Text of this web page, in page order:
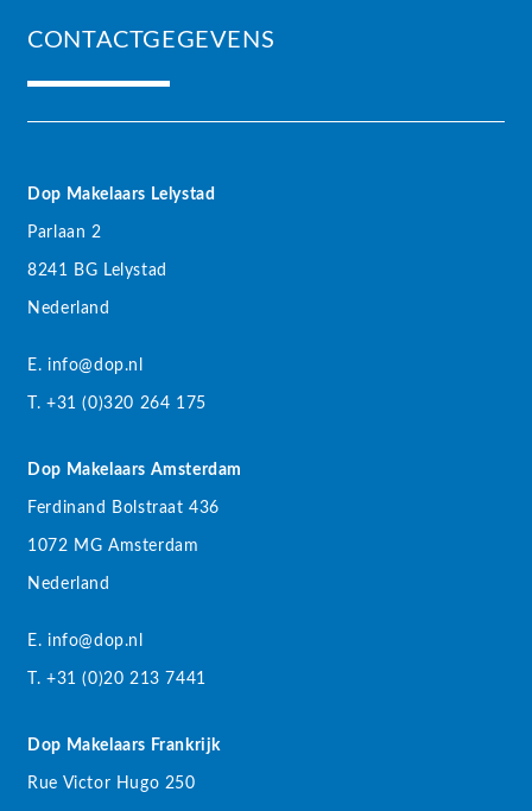
CONTACTGEGEVENS
Dop Makelaars Lelystad
Parlaan 2
8241 BG Lelystad
Nederland
E. info@dop.nl
T. +31 (0)320 264 175
Dop Makelaars Amsterdam
Ferdinand Bolstraat 436
1072 MG Amsterdam
Nederland
E. info@dop.nl
T. +31 (0)20 213 7441
Dop Makelaars Frankrijk
Rue Victor Hugo 250